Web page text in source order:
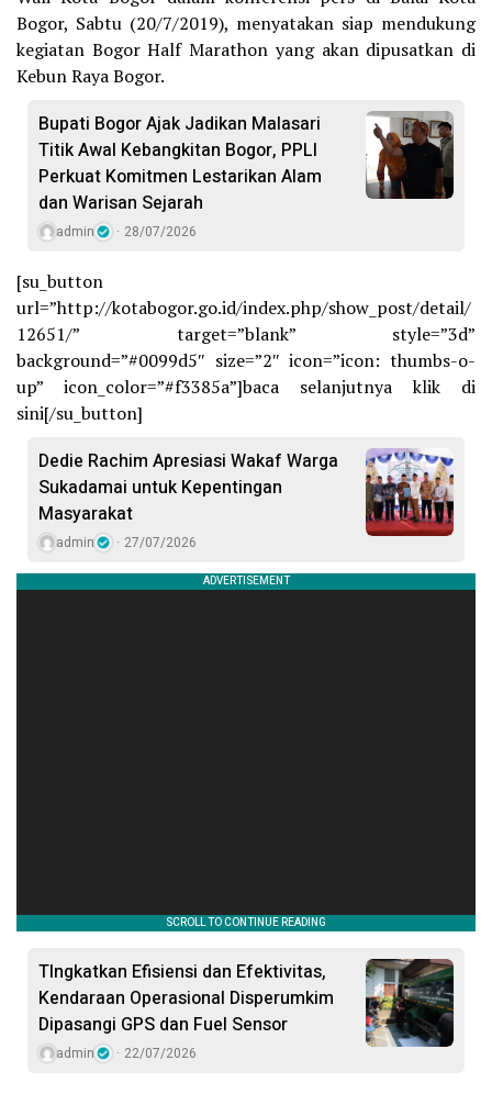
Bogor, Sabtu (20/7/2019), menyatakan siap mendukung
kegiatan Bogor Half Marathon yang akan dipusatkan di
Kebun Raya Bogor.
Bupati Bogor Ajak Jadikan Malasari
Titik Awal Kebangkitan Bogor, PPLI
Perkuat Komitmen Lestarikan Alam
dan Warisan Sejarah
admin 28/07/2026
[su_button
url=”http://kotabogor.go.id/index.php/show_post/detail/
12651/” target=”blank” style=”3d”
background=”#0099d5″ size=”2″ icon=”icon: thumbs-o-
up” icon_color=”#f3385a”]baca selanjutnya klik di
sini[/su_button]
Dedie Rachim Apresiasi Wakaf Warga
Sukadamai untuk Kepentingan
Masyarakat
admin 27/07/2026
TIngkatkan Efisiensi dan Efektivitas,
Kendaraan Operasional Disperumkim
Dipasangi GPS dan Fuel Sensor
admin 22/07/2026